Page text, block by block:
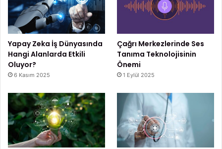
Yapay Zeka İş Dünyasında
Hangi Alanlarda Etkili
Oluyor?
6 Kasım 2025
Çağrı Merkezlerinde Ses
Tanıma Teknolojisinin
Önemi
1 Eylül 2025